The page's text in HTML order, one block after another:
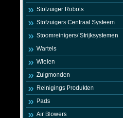
Stofzuiger Robots
Stofzuigers Centraal Systeem
Stoomreinigers/ Strijksystemen
Wartels
Wielen
Zuigmonden
Reinigings Produkten
Pads
Air Blowers